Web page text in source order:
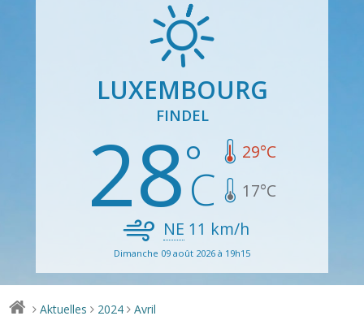
LUXEMBOURG
FINDEL
28 29°C
17°C
NE 11 km/h
Dimanche 09 août 2026 à 19h15
> Aktuelles > 2024 > Avril